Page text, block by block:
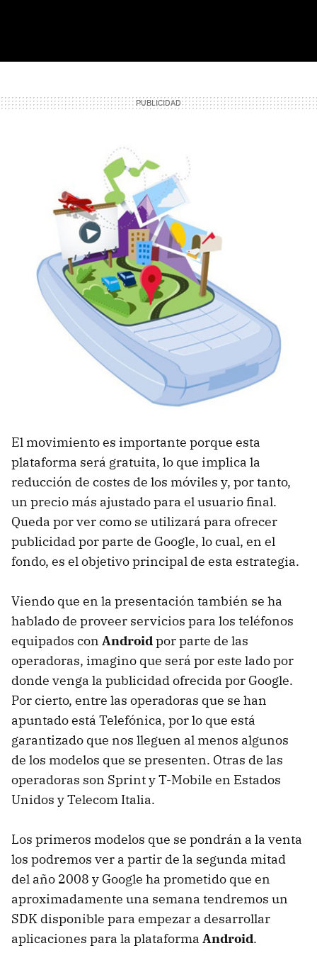
El movimiento es importante porque esta
plataforma será gratuita, lo que implica la
reducción de costes de los móviles y, por tanto,
un precio más ajustado para el usuario final.
Queda por ver como se utilizará para ofrecer
publicidad por parte de Google, lo cual, en el
fondo, es el objetivo principal de esta estrategia.
Viendo que en la presentación también se ha
hablado de proveer servicios para los teléfonos
equipados con Androidpor parte de las
operadoras, imagino que será por este lado por
donde venga la publicidad ofrecida por Google.
Por cierto, entre las operadoras que se han
apuntado está Telefónica, por lo que está
garantizado que nos lleguen al menos algunos
de los modelos que se presenten. Otras de las
operadoras son Sprint y T-Mobile en Estados
Unidos y Telecom Italia.
Los primeros modelos que se pondrán a la venta
los podremos ver a partir de la segunda mitad
del año 2008 y Google ha prometido que en
aproximadamente una semana tendremos un
SDK disponible para empezar a desarrollar
aplicaciones para la plataforma Android.